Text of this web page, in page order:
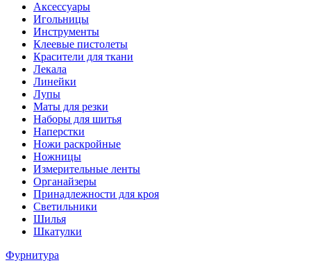
Аксессуары
Игольницы
Инструменты
Клеевые пистолеты
Красители для ткани
Лекала
Линейки
Лупы
Маты для резки
Наборы для шитья
Наперстки
Ножи раскройные
Ножницы
Измерительные ленты
Органайзеры
Принадлежности для кроя
Светильники
Шилья
Шкатулки
Фурнитура